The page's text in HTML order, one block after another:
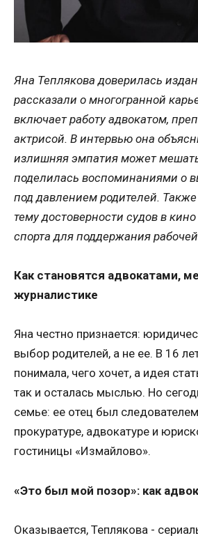
Яна Теплякова доверилась
рассказали о многогранной
включает работу адвокатом,
актрисой. В интервью она
излишняя эмпатия может
поделилась воспоминаниями о
под давлением родителей. Также
тему достоверности судов в
спорта для поддержания
Как становятся адвокатами,
журналистике
Яна честно признается:
выбор родителей, а не ее. В 16
понимала, чего хочет, а идея
так и осталась мыслью. Но
семье: ее отец был
прокуратуре, адвокатуре и
гостиницы «Измайлово».
«Это был мой позор»: как
Оказывается, Теплякова -